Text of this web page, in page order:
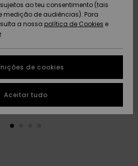
de
de
conversa para
a
mais
rápida à tua
ao teu consentimento (tais
medição de audiências). Para
a nossa política de Cookies e
de cookies
Aceitar tudo